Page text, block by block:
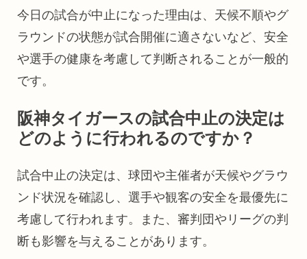
今日の試合が中止になった理由は、天候不順やグ
ラウンドの状態が試合開催に適さないなど、安全
や選手の健康を考慮して判断されることが一般的
です。
阪神タイガースの試合中止の決定は
どのように行われるのですか？
試合中止の決定は、球団や主催者が天候やグラウ
ンド状況を確認し、選手や観客の安全を最優先に
考慮して行われます。また、審判団やリーグの判
断も影響を与えることがあります。